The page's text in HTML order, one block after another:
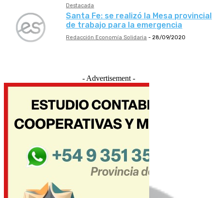
Destacada
Santa Fe: se realizó la Mesa provincial
de trabajo para la emergencia
Redacción Economía Solidaria - 28/09/2020
- Advertisement -